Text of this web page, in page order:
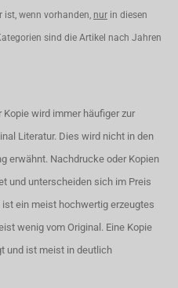
ist, wenn vorhanden, nur in diesen
sind die Artikel nach Jahren
wird immer häufiger zur
Literatur. Dies wird nicht in den
erwähnt. Nachdrucke oder Kopien
und unterscheiden sich im Preis
ein meist hochwertig erzeugtes
wenig vom Original. Eine Kopie
und ist meist in deutlich